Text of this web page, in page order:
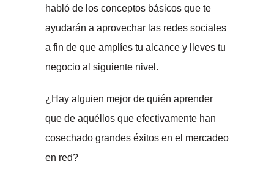
habló de los conceptos básicos que te
ayudarán a aprovechar las redes sociales
a fin de que amplíes tu alcance y lleves tu
negocio al siguiente nivel.
¿Hay alguien mejor de quién aprender
que de aquéllos que efectivamente han
cosechado grandes éxitos en el mercadeo
en red?